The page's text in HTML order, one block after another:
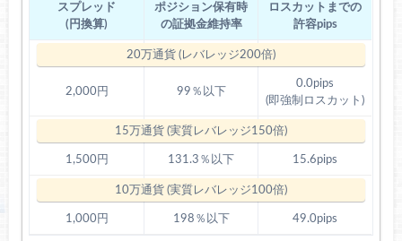
スプレッド
(円換算)
ポジション保有時
の証拠金維持率
ロスカットまでの
許容pips
2,000円 99％以下
0.0pips
(即強制ロスカット)
1,500円 131.3％以下 15.6pips
1,000円 198％以下 49.0pips